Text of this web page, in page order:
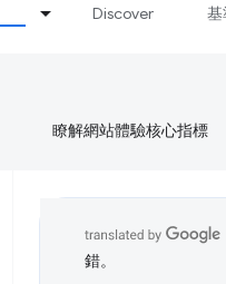
Discover 基
瞭解網站體驗核心指標
錯。